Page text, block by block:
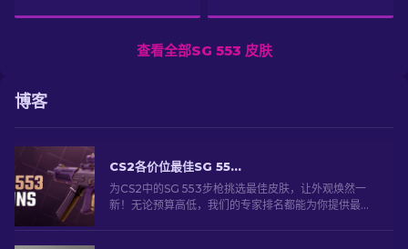
查看全部SG 553 皮肤
博客
CS2各价位最佳SG 553皮肤指南 [2026]
为CS2中的SG 553步枪挑选最佳皮肤，让外观焕然一
新！无论预算高低，我们的专家排名都能为你提供最佳